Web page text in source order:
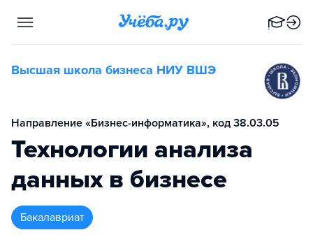
Высшая школа бизнеса НИУ ВШЭ
Направление «Бизнес-информатика», код 38.03.05
Технологии анализа
данных в бизнесе
бакалавриат